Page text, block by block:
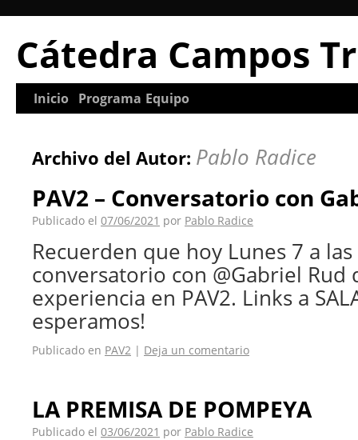
Cátedra Campos
Inicio Programa Equipo
Archivo del Autor: Pablo Radice
PAV2 – Conversatorio con
Publicado el 07/06/2021 por Pablo Radice
Recuerden que hoy Lunes 7 a
conversatorio con @Gabriel Rud
experiencia en PAV2. Links a
esperamos!
Publicado en PAV2 | Deja un comentario
LA PREMISA DE POMPEYA
Publicado el 03/06/2021 por Pablo Radice